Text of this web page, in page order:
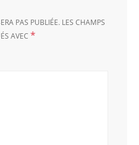
PAS PUBLIÉE. LES CHAMPS
AVEC *